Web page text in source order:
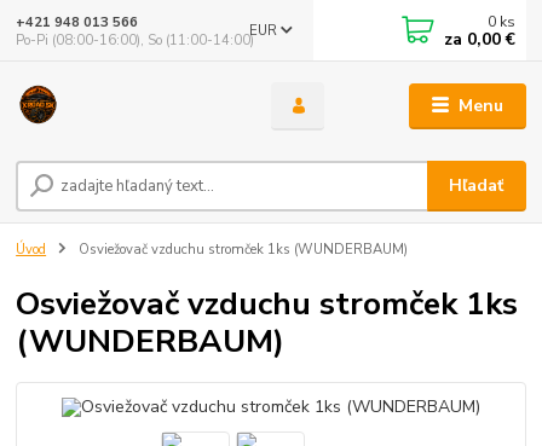
Menu
EUR
Hľadať
+421 948 013 566
Po-Pi (08:00-16:00), So (11:00-14:00)
0 ks
za 0,00 €
Úvod Osviežovač vzduchu stromček 1ks (WUNDERBAUM)
Osviežovač vzduchu stromček 1ks
(WUNDERBAUM)